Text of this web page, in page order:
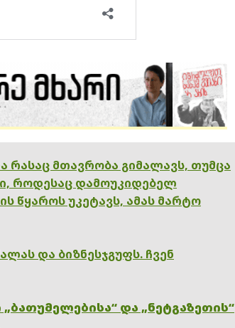
რასაც მთავრობა გიმალავს, თუმცა
როდესაც დამოუკიდებელ
წყაროს უკეტავს, ამას მარტო
და ბიზნესჯგუფს. ჩვენ
„ბათუმელებისა“ და „ნეტგაზეთის“